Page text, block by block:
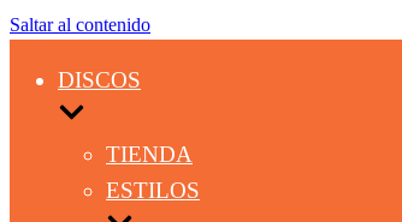
Saltar al contenido
DISCOS
TIENDA
ESTILOS